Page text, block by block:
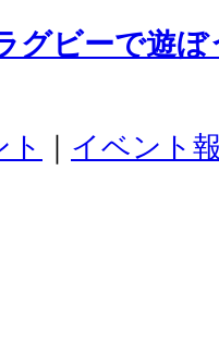
グビーで遊
ト
イベント